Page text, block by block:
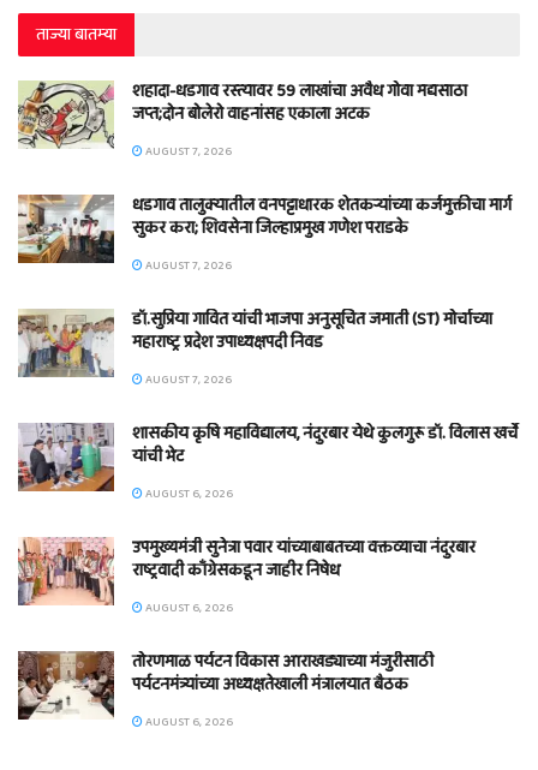
ताज्या बातम्या
शहादा-धडगाव रस्त्यावर 59 लाखांचा अवैध गोवा मद्यसाठा
जप्त;दोन बोलेरो वाहनांसह एकाला अटक
AUGUST 7, 2026
धडगाव तालुक्यातील वनपट्टाधारक शेतकऱ्यांच्या कर्जमुक्तीचा मार्ग
सुकर करा; शिवसेना जिल्हाप्रमुख गणेश पराडके
AUGUST 7, 2026
डॉ.सुप्रिया गावित यांची भाजपा अनुसूचित जमाती (ST) मोर्चाच्या
महाराष्ट्र प्रदेश उपाध्यक्षपदी निवड
AUGUST 7, 2026
शासकीय कृषि महाविद्यालय, नंदुरबार येथे कुलगुरू डॉ. विलास खर्चे
यांची भेट
AUGUST 6, 2026
उपमुख्यमंत्री सुनेत्रा पवार यांच्याबाबतच्या वक्तव्याचा नंदुरबार
राष्ट्रवादी काँग्रेसकडून जाहीर निषेध
AUGUST 6, 2026
तोरणमाळ पर्यटन विकास आराखड्याच्या मंजुरीसाठी
पर्यटनमंत्र्यांच्या अध्यक्षतेखाली मंत्रालयात बैठक
AUGUST 6, 2026